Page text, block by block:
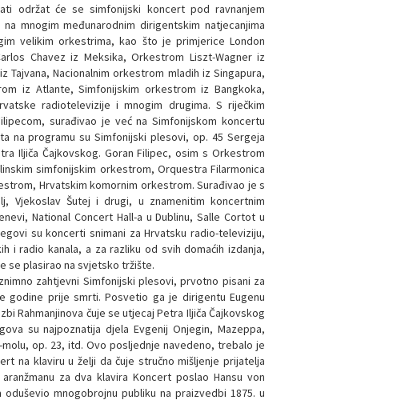
održat će se simfonijski koncert pod ravnanjem
mnogim međunarodnim dirigentskim natjecanjima
velikim orkestrima, kao što je primjerice London
Chavez iz Meksika, Orkestrom Liszt-Wagner iz
Nacionalnim orkestrom mladih iz Singapura,
iz Atlante, Simfonijskim orkestrom iz Bangkoka,
radiotelevizije i mnogim drugima. S riječkim
surađivao je već na Simfonijskom koncertu
na programu su Simfonijski plesovi, op. 45 Sergeja
Iljiča Čajkovskog. Goran Filipec, osim s Orkestrom
simfonijskim orkestrom, Orquestra Filarmonica
Hrvatskim komornim orkestrom. Surađivao je s
Vjekoslav Šutej i drugi, u znamenitim koncertnim
National Concert Hall-a u Dublinu, Salle Cortot u
su koncerti snimani za Hrvatsku radio-televiziju,
i radio kanala, a za razliku od svih domaćih izdanja,
se plasirao na svjetsko tržište.
zahtjevni Simfonijski plesovi, prvotno pisani za
godine prije smrti. Posvetio ga je dirigentu Eugenu
Rahmanjinova čuje se utjecaj Petra Iljiča Čajkovskog
su najpoznatija djela Evgenij Onjegin, Mazeppa,
op. 23, itd. Ovo posljednje navedeno, trebalo je
na klaviru u želji da čuje stručno mišljenje prijatelja
za dva klavira Koncert poslao Hansu von
mnogobrojnu publiku na praizvedbi 1875. u